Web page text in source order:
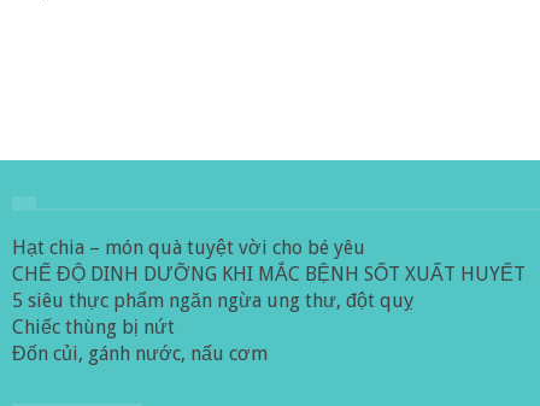
Hạt chia – món quà tuyệt vời cho bé yêu
CHẾ ĐỘ DINH DƯỠNG KHI MẮC BỆNH SỐT XUẤT HUYẾT
5 siêu thực phẩm ngăn ngừa ung thư, đột quỵ
Chiếc thùng bị nứt
Đốn củi, gánh nước, nấu cơm